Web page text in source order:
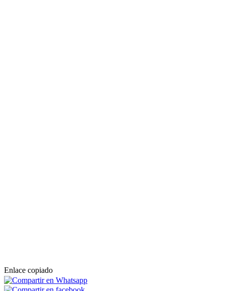
Enlace copiado